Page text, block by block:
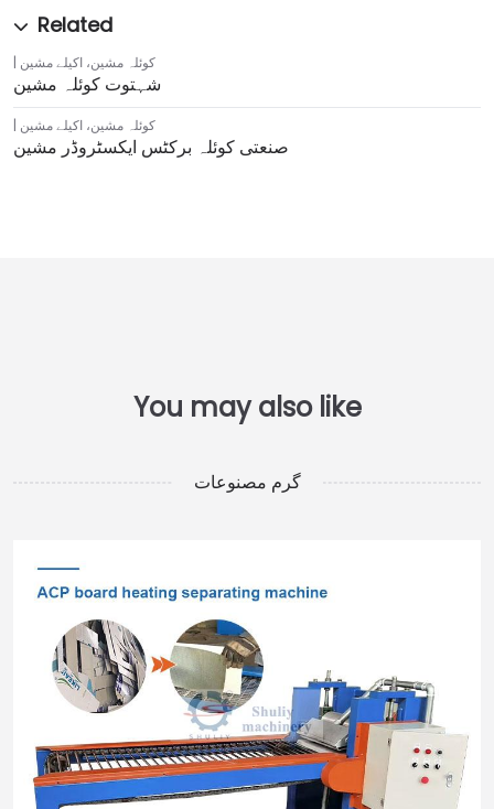
کوئلہ مشین، اکیلے مشین
شہتوت کوئلہ مشین
کوئلہ مشین، اکیلے مشین
صنعتی کوئلہ برکٹس ایکسٹروڈر مشین
گرم مصنوعات